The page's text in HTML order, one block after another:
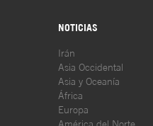
NOTICIAS
Irán
Asia Occidental
Asia y Oceanía
África
Europa
América del Norte